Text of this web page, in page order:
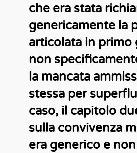
che era stata
genericamente la
articolata in primo
non
la mancata
stessa per
caso, il capitolo
sulla convivenza
era generico e